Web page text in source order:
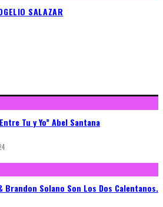
SALAZAR
Tu y Yo” Abel Santana
Brandon Solano Son Los Dos Calentanos.